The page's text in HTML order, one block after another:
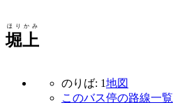
堀上
ほりかみ
のりば: 1地図
このバス停の路線一覧